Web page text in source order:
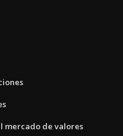
mercado de valores